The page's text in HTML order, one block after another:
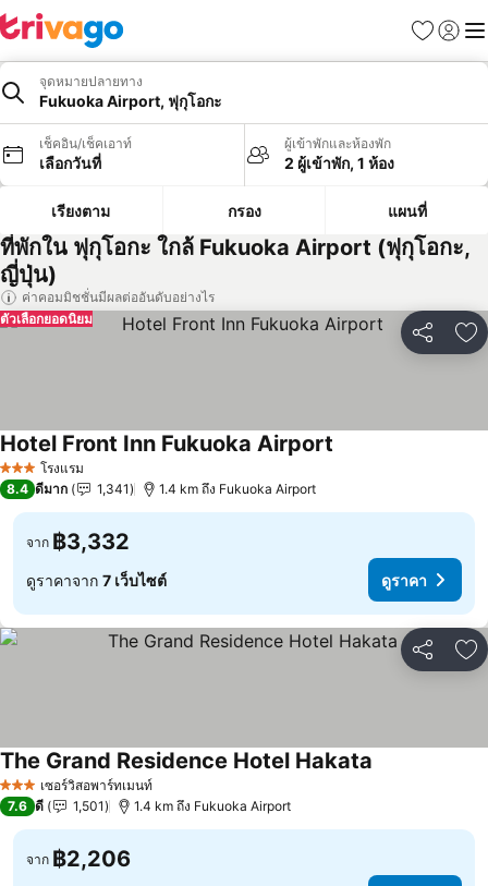
รายการโป
เข้าสู่ร
เมนู
จุดหมายปลายทาง
Fukuoka Airport, ฟุกุโอกะ
เช็คอิน/เช็คเอาท์
เลือกวันที่
ผู้เข้าพักและห้องพัก
2 ผู้เข้าพัก, 1 ห้อง
เรียงตาม กรอง แผนที่
ที่พักใน ฟุกุโอกะ ใกล้ Fukuoka Airport (ฟุกุโอกะ,
ญี่ปุ่น)
ค่าคอมมิชชั่นมีผลต่ออันดับอย่างไร
แชร์ เ
ตัวเลือกยอดนิยม
3 ดาว โรงแรม
Hotel Front Inn Fukuoka Airport
8.4 ดีมาก 1,341 1.4 km ถึง Fukuoka Airport
จาก ฿3,332
ดูราคาจาก 7 เว็บไซต์ ดูราคา
แชร์ เ
3 ดาว เซอร์วิสอพาร์ทเมนท์
The Grand Residence Hotel Hakata
7.6 ดี 1,501 1.4 km ถึง Fukuoka Airport
จาก ฿2,206